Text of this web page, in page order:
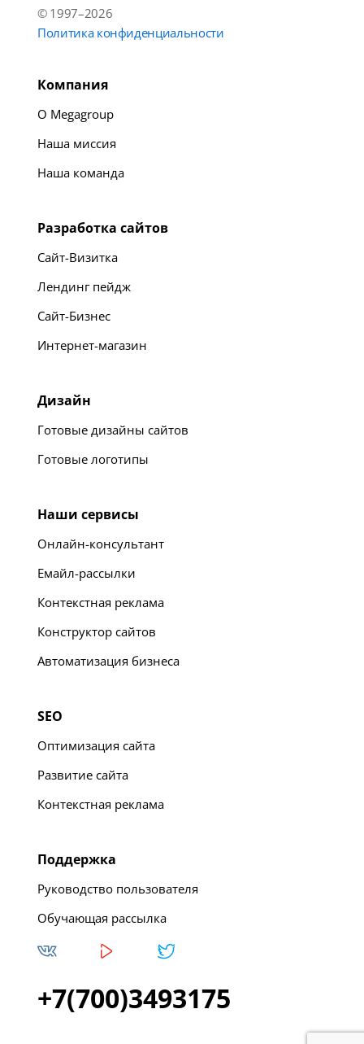
© 1997–2026
Политика конфиденциальности
Компания
О Megagroup
Наша миссия
Наша команда
Разработка сайтов
Сайт-Визитка
Лендинг пейдж
Сайт-Бизнес
Интернет-магазин
Дизайн
Готовые дизайны сайтов
Готовые логотипы
Наши сервисы
Онлайн-консультант
Емайл-рассылки
Контекстная реклама
Конструктор сайтов
Автоматизация бизнеса
SEO
Оптимизация сайта
Развитие сайта
Контекстная реклама
Поддержка
Руководство пользователя
Обучающая рассылка
+7(700)3493175